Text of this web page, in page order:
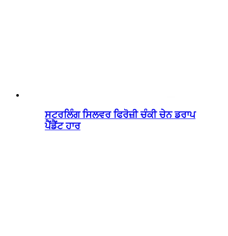
ਸਟਰਲਿੰਗ ਸਿਲਵਰ ਫਿਰੋਜ਼ੀ ਚੰਕੀ ਚੇਨ ਡਰਾਪ
ਪੈਂਡੈਂਟ ਹਾਰ